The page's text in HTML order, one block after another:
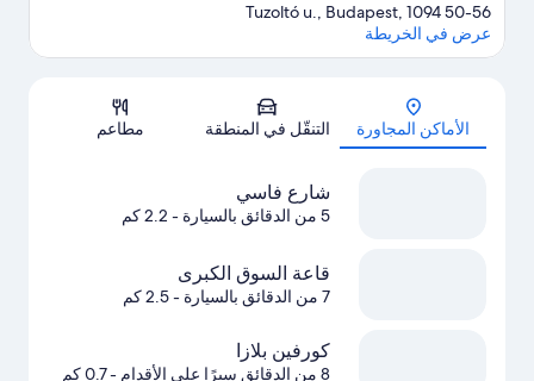
الخريطة
50-56 Tuzoltó u., Budapest, 1094
عرض في الخريطة
الأماكن المجاورة التنقّل في المنطقة مطاعم
شارع فاسي
5 من الدقائق بالسيارة - 2.2 كم
قاعة السوق الكبرى
7 من الدقائق بالسيارة - 2.5 كم
كورفين بلازا
8 من الدقائق سيرًا على الأقدام - 0.7 كم